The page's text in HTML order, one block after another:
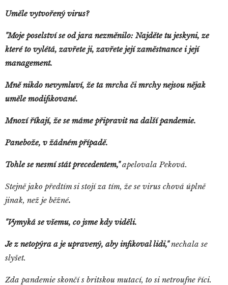
Uměle vytvořený virus?
"Moje poselství se od jara nezměnilo: Najděte tu jeskyni, ze
které to vylétá, zavřete ji, zavřete její zaměstnance i její
management.
Mně nikdo nevymluví, že ta mrcha či mrchy nejsou nějak
uměle modifikované.
Mnozí říkají, že se máme připravit na další pandemie.
Panebože, v žádném případě.
Tohle se nesmí stát precedentem,"apelovala Peková.
Stejně jako předtím si stojí za tím, že se virus chová úplně
jinak, než je běžné.
"Vymyká se všemu, co jsme kdy viděli.
Je z netopýra a je upravený, aby infikoval lidi,"nechala se
slyšet.
Zda pandemie skončí s britskou mutací, to si netroufne říci.